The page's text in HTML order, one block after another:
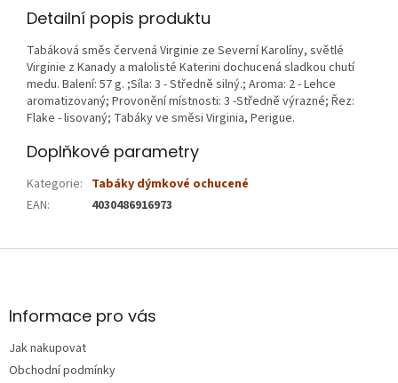
Detailní popis produktu
Tabáková směs červená Virginie ze Severní Karolíny, světlé
Virginie z Kanady a malolisté Katerini dochucená sladkou chutí
medu. Balení: 57 g. ;Síla: 3 - Středně silný.; Aroma: 2 - Lehce
aromatizovaný; Provonění místnosti: 3 -Středně výrazné; Řez:
Flake - lisovaný; Tabáky ve směsi Virginia, Perigue.
Doplňkové parametry
Kategorie: Tabáky dýmkové ochucené
EAN: 4030486916973
Z
aInformace pro vás
Jak nakupovat
Obchodní podmínky